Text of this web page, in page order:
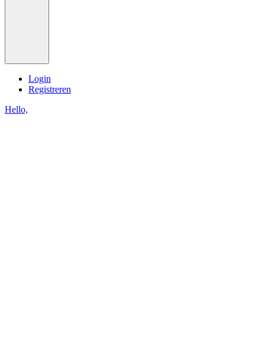
Login
Registreren
Hello,